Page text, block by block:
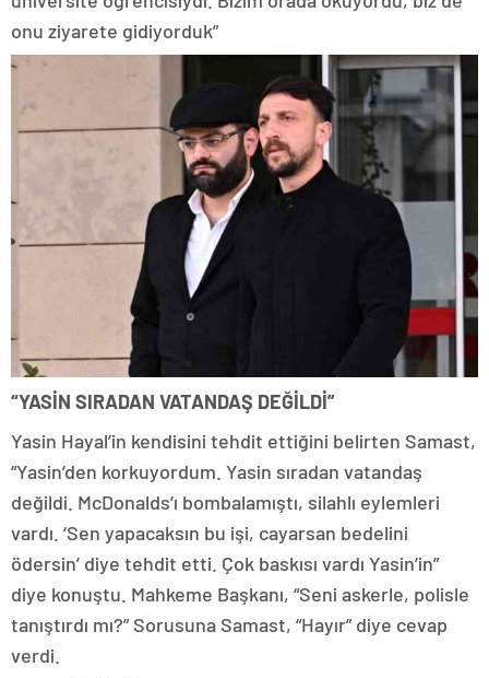
onu ziyarete gidiyorduk”
“YASİN SIRADAN VATANDAŞ DEĞİLDİ”
Yasin Hayal’in kendisini tehdit ettiğini belirten Samast,
“Yasin’den korkuyordum. Yasin sıradan vatandaş
değildi. McDonalds’ı bombalamıştı, silahlı eylemleri
vardı. ‘Sen yapacaksın bu işi, cayarsan bedelini
ödersin’ diye tehdit etti. Çok baskısı vardı Yasin’in”
diye konuştu. Mahkeme Başkanı, “Seni askerle, polisle
tanıştırdı mı?” Sorusuna Samast, “Hayır” diye cevap
verdi.